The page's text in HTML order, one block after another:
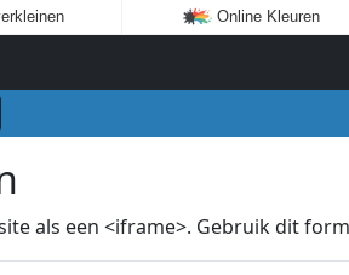
Online Kleuren
als een <iframe>. Gebruik dit